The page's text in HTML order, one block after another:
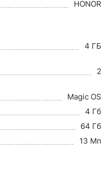
HONOR
4 ГБ
2
Magic OS
4 Гб
64 Гб
13 Мп